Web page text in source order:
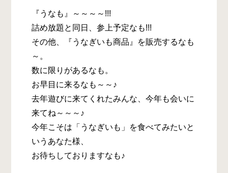
『うなも』～～～～!!!
詰め放題と同日、参上予定なも!!!
その他、『うなぎいも商品』を販売するなも
～。
数に限りがあるなも。
お早目に来るなも～～♪
去年遊びに来てくれたみんな、今年も会いに
来てね～～～♪
今年こそは「うなぎいも」を食べてみたいと
いうあなた様、
お待ちしておりますなも♪